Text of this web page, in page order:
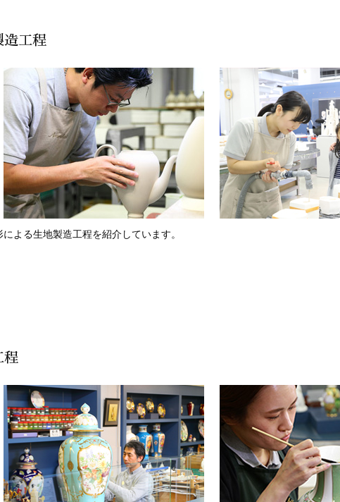
工程
よる生地製造工程を紹介しています。